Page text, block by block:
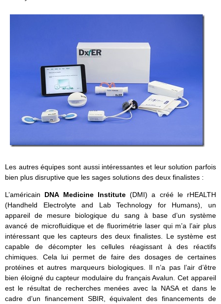
Les autres équipes sont aussi intéressantes et leur solution parfois
bien plus disruptive que les sages solutions des deux finalistes :
L’américain DNA Medicine Institute (DMI) a créé le rHEALTH
(Handheld Electrolyte and Lab Technology for Humans), un
appareil de mesure biologique du sang à base d’un système
avancé de microfluidique et de fluorimétrie laser qui m’a l’air plus
intéressant que les capteurs des deux finalistes. Le système est
capable de décompter les cellules réagissant à des réactifs
chimiques. Cela lui permet de faire des dosages de certaines
protéines et autres marqueurs biologiques. Il n’a pas l’air d’être
bien éloigné du capteur modulaire du français Avalun. Cet appareil
est le résultat de recherches menées avec la NASA et dans le
cadre d’un financement SBIR, équivalent des financements de